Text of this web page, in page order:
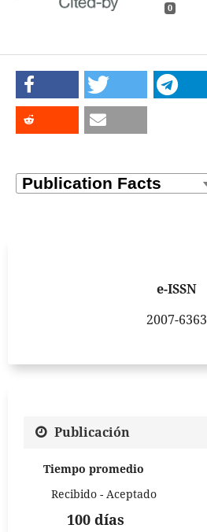
0
e-ISSN
2007-6363
Publicación
Tiempo promedio
Recibido - Aceptado
100 días